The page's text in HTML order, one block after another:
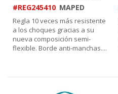
#REG245410 MAPED
Regla 10 veces más resistente
a los choques gracias a su
nueva composición semi-
flexible. Borde anti-manchas....